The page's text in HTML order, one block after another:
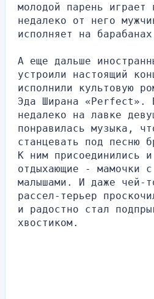
молодой парень
недалеко от него
исполняет на
А еще дальше
устроили настоящий
исполнили культовую
Эда Ширана «Perfect».
недалеко на лавке
понравилась музыка,
станцевать под песню
К ним присоединились
отдыхающие - мамочки с
малышами. И даже чей-
рассел-терьер
и радостно стал
хвостиком.